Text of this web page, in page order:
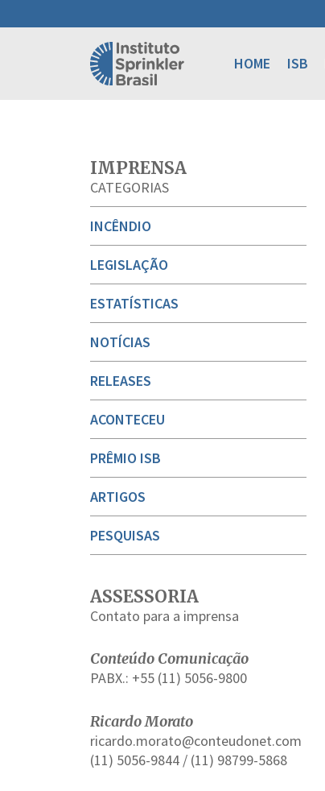
HOME ISB
IMPRENSA
CATEGORIAS
INCÊNDIO
LEGISLAÇÃO
ESTATÍSTICAS
NOTÍCIAS
RELEASES
ACONTECEU
PRÊMIO ISB
ARTIGOS
PESQUISAS
ASSESSORIA
Contato para a imprensa
Conteúdo Comunicação
PABX.: +55 (11) 5056-9800
Ricardo Morato
ricardo.morato@conteudonet.com
(11) 5056-9844 / (11) 98799-5868